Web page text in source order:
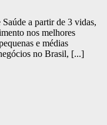
a partir de 3 vidas,
nos melhores
e médias
no Brasil, [...]